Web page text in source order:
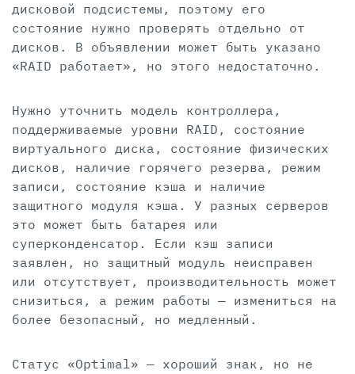
дисковой подсистемы, поэтому его
состояние нужно проверять отдельно от
дисков. В объявлении может быть указано
«RAID работает», но этого недостаточно.
Нужно уточнить модель контроллера,
поддерживаемые уровни RAID, состояние
виртуального диска, состояние физических
дисков, наличие горячего резерва, режим
записи, состояние кэша и наличие
защитного модуля кэша. У разных серверов
это может быть батарея или
суперконденсатор. Если кэш записи
заявлен, но защитный модуль неисправен
или отсутствует, производительность может
снизиться, а режим работы — измениться на
более безопасный, но медленный.
Статус «Optimal» — хороший знак, но не